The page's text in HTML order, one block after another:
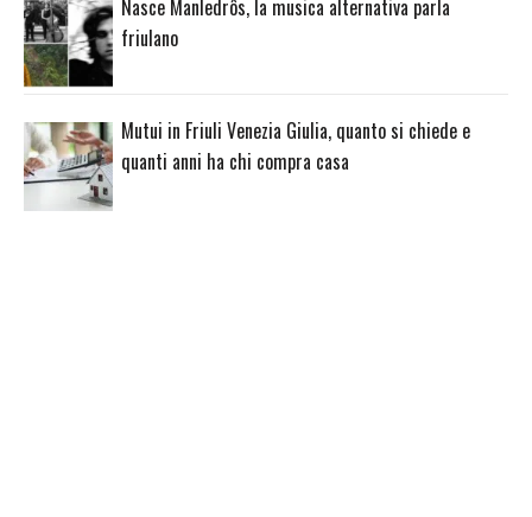
Nasce Manledrôs, la musica alternativa parla
friulano
Mutui in Friuli Venezia Giulia, quanto si chiede e
quanti anni ha chi compra casa